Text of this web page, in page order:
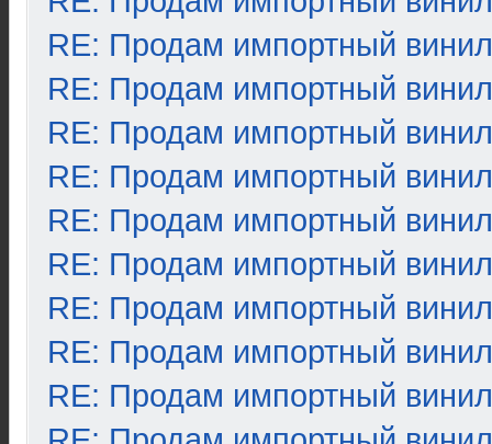
RE: Продам импортный винил
RE: Продам импортный винил
RE: Продам импортный винил
RE: Продам импортный винил
RE: Продам импортный винил
RE: Продам импортный винил
RE: Продам импортный винил
RE: Продам импортный винил
RE: Продам импортный винил